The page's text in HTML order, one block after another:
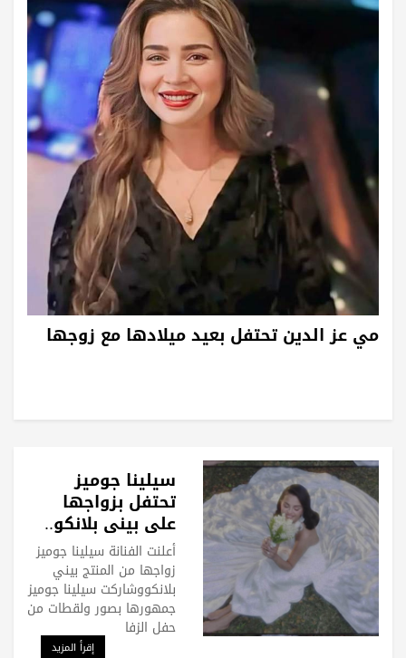
مي عز الدين تحتفل بعيد ميلادها مع زوجها
سيلينا جوميز
تحتفل بزواجها
على بيني بلانكو..
صور
أعلنت الفنانة سيلينا جوميز
زواجها من المنتج بيني
بلانكووشاركت سيلينا جوميز
جمهورها بصور ولقطات من
حفل الزفا
إقرأ المزيد